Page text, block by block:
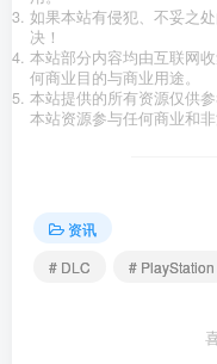
如果本站有侵犯、不妥之
决！
本站部分内容均由互联网
何商业目的与商业用途。
本站提供的所有资源仅供
本站资源参与任何商业和
资讯
# DLC
# PlayStation